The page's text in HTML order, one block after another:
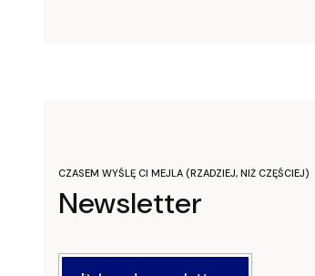
CZASEM WYŚLĘ CI MEJLA (RZADZIEJ, NIŻ CZĘŚCIEJ)
Newsletter